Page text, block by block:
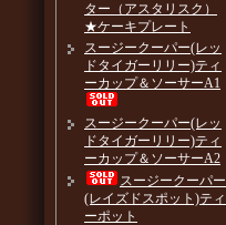
ター（アスタリスク）
★ケーキプレート
スージークーパー(レッ
ドタイガーリリー)ティ
ーカップ＆ソーサーA1
スージークーパー(レッ
ドタイガーリリー)ティ
ーカップ＆ソーサーA2
スージークーパー
(レイズドスポット)ティ
ーポット